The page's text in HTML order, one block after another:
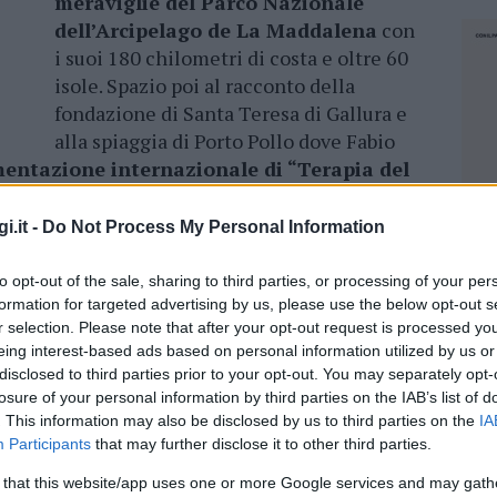
- Do Not Process My Personal Information
opt-out of the sale, sharing to third parties, or processing of your
for targeted advertising by us, please use the below opt-out
selection. Please note that after your opt-out request is processed
interest-based ads based on personal information utilized by us
to third parties prior to your opt-out. You may separately
of your personal information by third parties on the IAB’s list of
This information may also be disclosed by us to third parties on the
Participants that may further disclose it to other third parties.
that this website/app uses one or more Google services and may
dell’Arcipelago de La Maddalena con
i suoi 180 chilometri di costa e oltre 60
isole. Spazio poi al racconto della
fondazione di Santa Teresa di Gallura e
alla spiaggia di Porto Pollo dove Fabio
internazionale di “Terapia del
spostandosi ad Occidente e raggiungendo
Falcone, Proseguendo il
alla scoperta diAglientu, che detiene e
su queste spiagge libere il vento hadato
.
18 Settembre alle 14, su Raiuno e in